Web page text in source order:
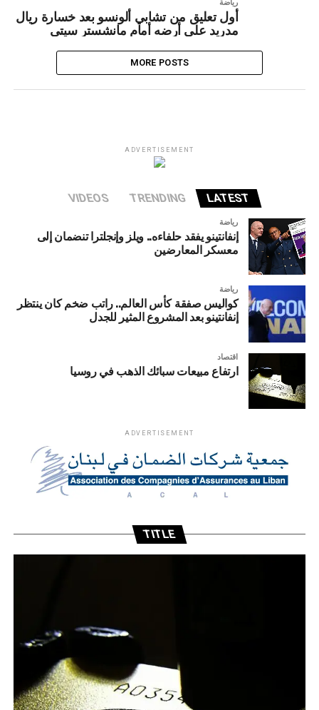
رياضة
أول تعليق من تشابي ألونسو بعد خسارة ريال
مدريد على أرضه أمام مانشستر سيتي
MORE POSTS
ADVERTISEMENT
LATEST
TRENDING
VIDEOS
رياضة
إنفانتينو يفقد حلفاءه.. ويلز وإنجلترا تنضمان إلى
معسكر المعارضين
رياضة
كواليس صفقة كأس العالم.. راتب ضخم كان ينتظر
إنفانتينو بعد المشروع المثير للجدل
اقتصاد
ارتفاع مبيعات سبائك الذهب في روسيا
ADVERTISEMENT
TITLE